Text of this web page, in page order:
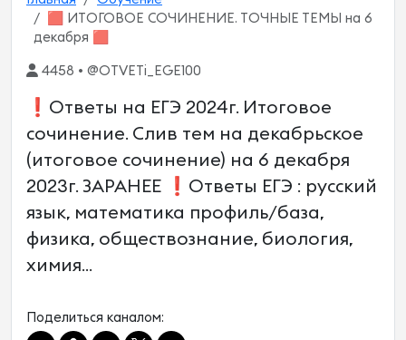
🟥 ИТОГОВОЕ СОЧИНЕНИЕ. ТОЧНЫЕ ТЕМЫ на 6
декабря 🟥
4458 • @OTVETi_EGE100
❗️Ответы на ЕГЭ 2024г. Итоговое
сочинение. Слив тем на декабрьское
(итоговое сочинение) на 6 декабря
2023г. ЗАРАНЕЕ ❗️Ответы ЕГЭ : русский
язык, математика профиль/база,
физика, обществознание, биология,
химия...
Поделиться каналом: